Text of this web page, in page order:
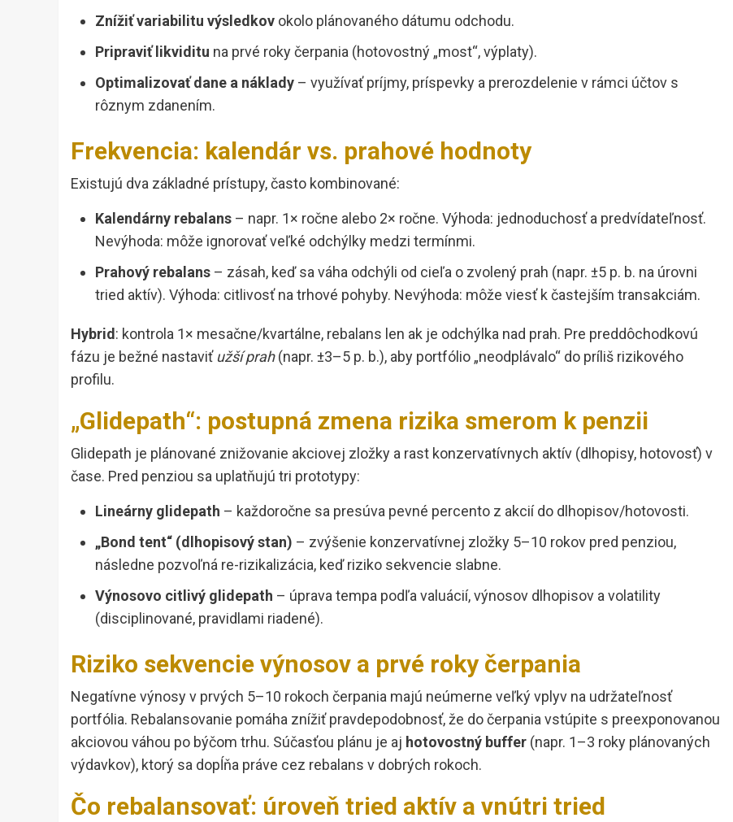
Znížiť variabilitu výsledkov okolo plánovaného dátumu odchodu.
Pripraviť likviditu na prvé roky čerpania (hotovostný „most“, výplaty).
Optimalizovať dane a náklady – využívať príjmy, príspevky a prerozdelenie v rámci účtov s
rôznym zdanením.
Frekvencia: kalendár vs. prahové hodnoty
Existujú dva základné prístupy, často kombinované:
Kalendárny rebalans – napr. 1× ročne alebo 2× ročne. Výhoda: jednoduchosť a predvídateľnosť.
Nevýhoda: môže ignorovať veľké odchýlky medzi termínmi.
Prahový rebalans – zásah, keď sa váha odchýli od cieľa o zvolený prah (napr. ±5 p. b. na úrovni
tried aktív). Výhoda: citlivosť na trhové pohyby. Nevýhoda: môže viesť k častejším transakciám.
Hybrid: kontrola 1× mesačne/kvartálne, rebalans len ak je odchýlka nad prah. Pre preddôchodkovú
fázu je bežné nastaviť užší prah(napr. ±3–5 p. b.), aby portfólio „neodplávalo“ do príliš rizikového
profilu.
„Glidepath“: postupná zmena rizika smerom k penzii
Glidepath je plánované znižovanie akciovej zložky a rast konzervatívnych aktív (dlhopisy, hotovosť) v
čase. Pred penziou sa uplatňujú tri prototypy:
Lineárny glidepath – každoročne sa presúva pevné percento z akcií do dlhopisov/hotovosti.
„Bond tent“ (dlhopisový stan) – zvýšenie konzervatívnej zložky 5–10 rokov pred penziou,
následne pozvoľná re-rizikalizácia, keď riziko sekvencie slabne.
Výnosovo citlivý glidepath – úprava tempa podľa valuácií, výnosov dlhopisov a volatility
(disciplinované, pravidlami riadené).
Riziko sekvencie výnosov a prvé roky čerpania
Negatívne výnosy v prvých 5–10 rokoch čerpania majú neúmerne veľký vplyv na udržateľnosť
portfólia. Rebalansovanie pomáha znížiť pravdepodobnosť, že do čerpania vstúpite s preexponovanou
akciovou váhou po býčom trhu. Súčasťou plánu je aj hotovostný buffer (napr. 1–3 roky plánovaných
výdavkov), ktorý sa dopĺňa práve cez rebalans v dobrých rokoch.
Čo rebalansovať: úroveň tried aktív a vnútri tried